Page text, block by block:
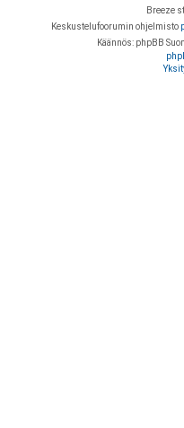
Breeze
Keskustelufoorumin ohjelmisto
Käännös: phpBB